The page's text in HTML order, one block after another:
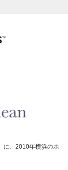
に、2010年横浜のホ